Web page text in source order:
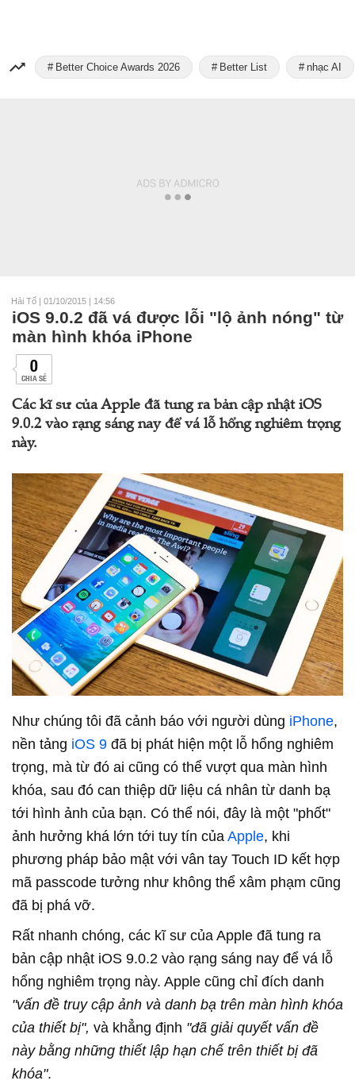
Better Choice Awards 2026 Better List nhạc AI
Hải Tố | 01/10/2015 | 14:56
iOS 9.0.2 đã vá được lỗi "lộ ảnh nóng" từ
màn hình khóa iPhone
0
CHIA SẺ
Các kĩ sư của Apple đã tung ra bản cập nhật iOS
9.0.2 vào rạng sáng nay để vá lỗ hổng nghiêm trọng
này.
Như chúng tôi đã cảnh báo với người dùng iPhone,
nền tảng iOS 9 đã bị phát hiện một lỗ hổng nghiêm
trọng, mà từ đó ai cũng có thể vượt qua màn hình
khóa, sau đó can thiệp dữ liệu cá nhân từ danh bạ
tới hình ảnh của bạn. Có thể nói, đây là một "phốt"
ảnh hưởng khá lớn tới tuy tín của Apple, khi
phương pháp bảo mật với vân tay Touch ID kết hợp
mã passcode tưởng như không thể xâm phạm cũng
đã bị phá vỡ.
Rất nhanh chóng, các kĩ sư của Apple đã tung ra
bản cập nhật iOS 9.0.2 vào rạng sáng nay để vá lỗ
hổng nghiêm trọng này. Apple cũng chỉ đích danh
"vấn đề truy cập ảnh và danh bạ trên màn hình khóa
của thiết bị", và khẳng định "đã giải quyết vấn đề
này bằng những thiết lập hạn chế trên thiết bị đã
khóa".